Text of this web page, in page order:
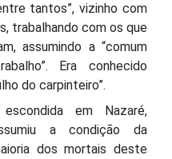
tantos”, vizinho com
trabalhando com os que
assumindo a “comum
Era conhecido
do carpinteiro”.
em Nazaré,
a condição da
dos mortais deste